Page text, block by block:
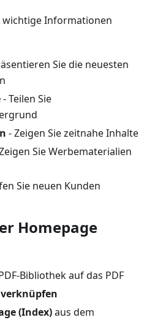
wichtige Informationen
Sie die neuesten
- Teilen Sie
- Zeigen Sie zeitnahe Inhalte
Sie Werbematerialien
Sie neuen Kunden
Homepage
Bibliothek auf das PDF
verknüpfen
(Index)aus dem